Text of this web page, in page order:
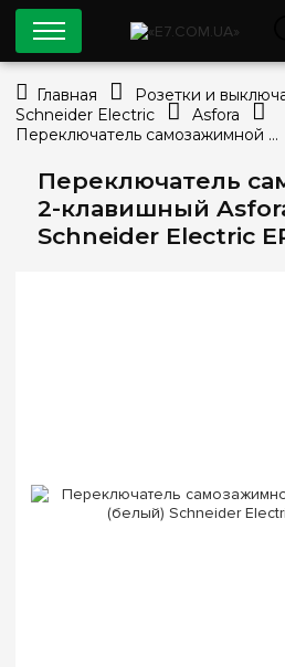
Переключатель
2-клавишный
Schneider Electric
0
Главная
Розетки и
Schneider Electric
Asfora
Переключатель самозажимной 2-клавишный Asfora, (белый) Schneider Electric EPH0600121